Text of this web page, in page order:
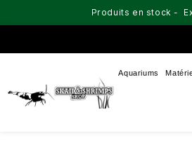
Produits en stock -
Aquariums